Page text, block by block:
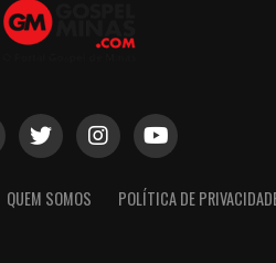
QUEM SOMOS POLÍTICA DE